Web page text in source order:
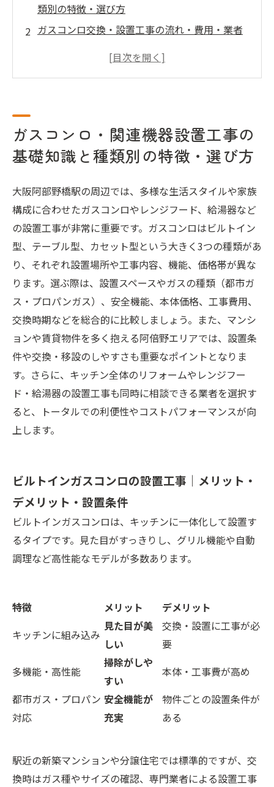
類別の特徴・選び方
ガスコンロ交換・設置工事の流れ・費用・業者
ガスコンロの安全性・メンテナンス・長期利用
大阪市でガスコンロ設置工事サービスが選ばれ
る理由について
大阪市について
会社概要
関連エリア
対応地域
ガスコンロ・関連機器設置工事の
基礎知識と種類別の特徴・選び方
大阪阿部野橋駅の周辺では、多様な生活スタイルや家族
構成に合わせたガスコンロやレンジフード、給湯器など
の設置工事が非常に重要です。ガスコンロはビルトイン
型、テーブル型、カセット型という大きく3つの種類があ
り、それぞれ設置場所や工事内容、機能、価格帯が異な
ります。選ぶ際は、設置スペースやガスの種類（都市ガ
ス・プロパンガス）、安全機能、本体価格、工事費用、
交換時期などを総合的に比較しましょう。また、マンシ
ョンや賃貸物件を多く抱える阿倍野エリアでは、設置条
件や交換・移設のしやすさも重要なポイントとなりま
す。さらに、キッチン全体のリフォームやレンジフー
ド・給湯器の設置工事も同時に相談できる業者を選択す
ると、トータルでの利便性やコストパフォーマンスが向
上します。
ビルトインガスコンロの設置工事｜メリット・
デメリット・設置条件
ビルトインガスコンロは、キッチンに一体化して設置す
るタイプです。見た目がすっきりし、グリル機能や自動
調理など高性能なモデルが多数あります。
特徴 メリット
デメリット
キッチンに組み込み
見た目が美
しい
交換・設置に工事が必
要
多機能・高性能
掃除がしや
すい
本体・工事費が高め
都市ガス・プロパン
対応
安全機能が
充実
物件ごとの設置条件が
ある
駅近の新築マンションや分譲住宅では標準的ですが、交
換時はガス種やサイズの確認、専門業者による設置工事